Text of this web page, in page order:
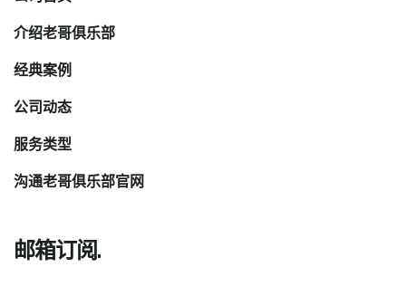
介绍老哥俱乐部
经典案例
公司动态
服务类型
沟通老哥俱乐部官网
邮箱订阅.